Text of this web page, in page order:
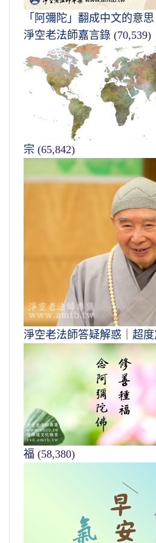
「阿彌陀」翻成中文的意
淨空老法師嘉言錄 (70,539)
宗 (65,842)
淨空老法師答疑解惑｜超
福 (58,380)